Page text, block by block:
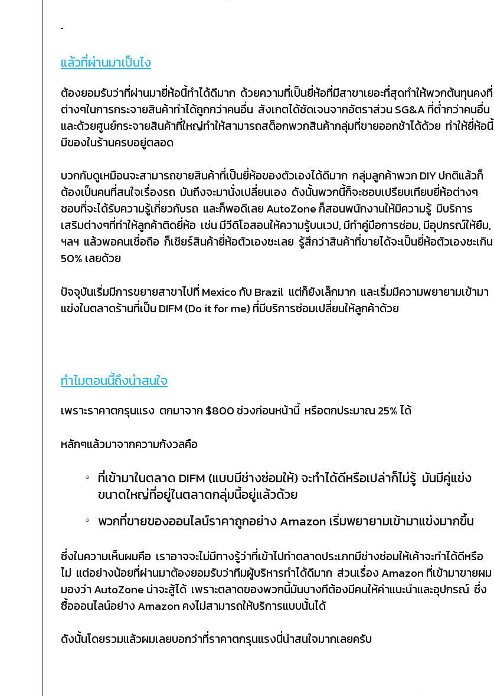
แล้วที่ผ่านมาเป็นไง
ต้องยอมรับว่าที่ผ่านมายี่ห้อนี้ทำได้ดีมาก ด้วยความที่เป็นยี่ห้อที่มีสาขาเยอะที่สุดทำให้พวกต้นทุนคงที่
ต่างๆในการกระจายสินค้าทำได้ถูกกว่าคนอื่น สังเกตได้ชัดเจนจากอัตราส่วน SG&A ที่ต่ำกว่าคนอื่น
และด้วยศูนย์กระจายสินค้าที่ใหญ่ทำให้สามารถสต็อกพวกสินค้ากลุ่มที่ขายออกช้าได้ด้วย ทำให้ยี่ห้อนี้
มีของในร้านครบอยู่ตลอด
บวกกับดูเหมือนจะสามารถขายสินค้าที่เป็นยี่ห้อของตัวเองได้ดีมาก กลุ่มลูกค้าพวก DIY ปกติแล้วก็
ต้องเป็นคนที่สนใจเรื่องรถ มันถึงจะมานั่งเปลี่ยนเอง ดังนั้นพวกนี้ก็จะชอบเปรียบเทียบยี่ห้อต่างๆ
ชอบที่จะได้รับความรู้เกี่ยวกับรถ และก็พอดีเลย AutoZone ก็สอนพนักงานให้มีความรู้ มีบริการ
เสริมต่างๆที่ทำให้ลูกค้าติดยี่ห้อ เช่น มีวีดิโอสอนให้ความรู้บนเวป, มีทำคู่มือการซ่อม, มีอุปกรณ์ให้ยืม,
ฯลฯ แล้วพอคนเชื่อถือ ก็เชียร์สินค้ายี่ห้อตัวเองซะเลย รู้สึกว่าสินค้าที่ขายได้จะเป็นยี่ห้อตัวเองซะเกิน
50% เลยด้วย
ปัจจุบันเริ่มมีการขยายสาขาไปที่ Mexico กับ Brazil แต่ก็ยังเล็กมาก และเริ่มมีความพยายามเข้ามา
แข่งในตลาดร้านที่เป็น DIFM (Do it for me) ที่มีบริการซ่อมเปลี่ยนให้ลูกค้าด้วย
ทำไมตอนนี้ถึงน่าสนใจ
เพราะราคาตกรุนแรง ตกมาจาก $800 ช่วงก่อนหน้านี้ หรือตกประมาณ 25% ได้
หลักๆแล้วมาจากความกังวลคือ
ที่เข้ามาในตลาด DIFM (แบบมีช่างซ่อมให้) จะทำได้ดีหรือเปล่าก็ไม่รู้ มันมีคู่แข่ง
ขนาดใหญ่ที่อยู่ในตลาดกลุ่มนี้อยู่แล้วด้วย
พวกที่ขายของออนไลน์ราคาถูกอย่าง Amazon เริ่มพยายามเข้ามาแข่งมากขึ้น
ซึ่งในความเห็นผมคือ เราอาจจะไม่มีทางรู้ว่าที่เข้าไปทำตลาดประเภทมีช่างซ่อมให้เค้าจะทำได้ดีหรือ
ไม่ แต่อย่างน้อยที่ผ่านมาต้องยอมรับว่าทีมผู้บริหารทำได้ดีมาก ส่วนเรื่อง Amazon ที่เข้ามาขายผม
มองว่า AutoZone น่าจะสู้ได้ เพราะตลาดของพวกนี้มันบางทีต้องมีคนให้คำแนะนำและอุปกรณ์ ซึ่ง
ซื้อออนไลน์อย่าง Amazon คงไม่สามารถให้บริการแบบนั้นได้
ดังนั้นโดยรวมแล้วผมเลยบอกว่าที่ราคาตกรุนแรงนี่น่าสนใจมากเลยครับ